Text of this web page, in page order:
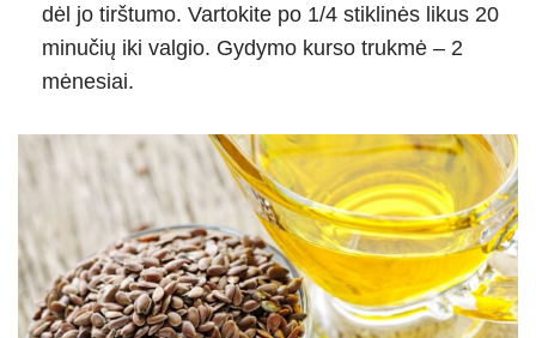
dėl jo tirštumo. Vartokite po 1/4 stiklinės likus 20
minučių iki valgio. Gydymo kurso trukmė – 2
mėnesiai.